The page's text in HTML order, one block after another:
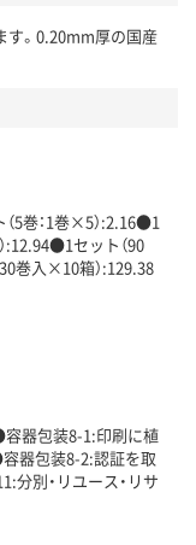
細「
す。0.20mm厚の国産
5巻：1巻×5）:2.16●1
:12.94●1セット（90
巻入×10箱）:129.38
器包装8-1:印刷に植
器包装8-2:認証を取
別・リユース・リサ